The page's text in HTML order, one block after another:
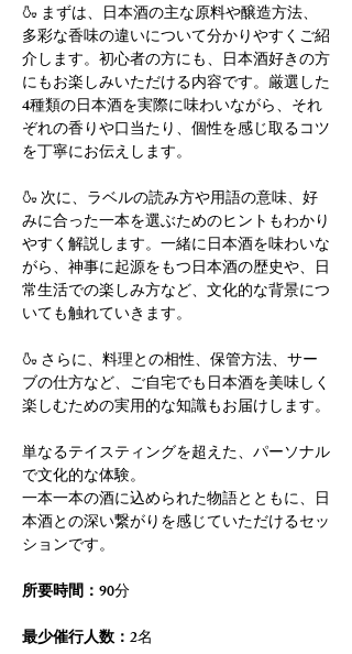
🍶 まずは、日本酒の主な原料や醸造方法、
多彩な香味の違いについて分かりやすくご紹
介します。初心者の方にも、日本酒好きの方
にもお楽しみいただける内容です。厳選した
4種類の日本酒を実際に味わいながら、それ
ぞれの香りや口当たり、個性を感じ取るコツ
を丁寧にお伝えします。
🍶 次に、ラベルの読み方や用語の意味、好
みに合った一本を選ぶためのヒントもわかり
やすく解説します。一緒に日本酒を味わいな
がら、神事に起源をもつ日本酒の歴史や、日
常生活での楽しみ方など、文化的な背景につ
いても触れていきます。
🍶 さらに、料理との相性、保管方法、サー
ブの仕方など、ご自宅でも日本酒を美味しく
楽しむための実用的な知識もお届けします。
単なるテイスティングを超えた、パーソナル
で文化的な体験。
一本一本の酒に込められた物語とともに、日
本酒との深い繋がりを感じていただけるセッ
ションです。
所要時間： 90分
最少催行人数： 2名